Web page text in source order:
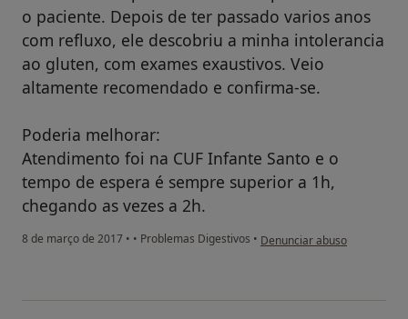
o paciente. Depois de ter passado varios anos
com refluxo, ele descobriu a minha intolerancia
ao gluten, com exames exaustivos. Veio
altamente recomendado e confirma-se.
Poderia melhorar:
Atendimento foi na CUF Infante Santo e o
tempo de espera é sempre superior a 1h,
chegando as vezes a 2h.
8 de março de 2017 • • Problemas Digestivos • na opinião do utilizador
Denunciar abuso